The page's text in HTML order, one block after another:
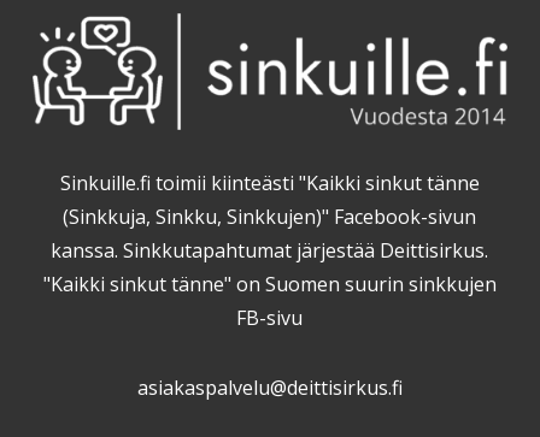
Sinkuille.fi toimii kiinteästi "Kaikki sinkut tänne
(Sinkkuja, Sinkku, Sinkkujen)" Facebook-sivun
kanssa. Sinkkutapahtumat järjestää Deittisirkus.
"Kaikki sinkut tänne" on Suomen suurin sinkkujen
FB-sivu
asiakaspalvelu@deittisirkus.fi